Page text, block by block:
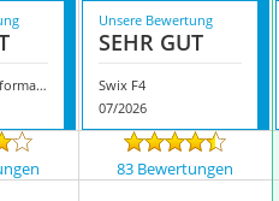
TOKO Base Performance
Unsere Bewertung
SEHR GUT
Swix F4
07/2026
83 Bewertungen